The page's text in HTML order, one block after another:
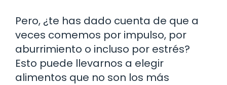
Pero, ¿te has dado cuenta de que a
veces comemos por impulso, por
aburrimiento o incluso por estrés?
Esto puede llevarnos a elegir
alimentos que no son los más